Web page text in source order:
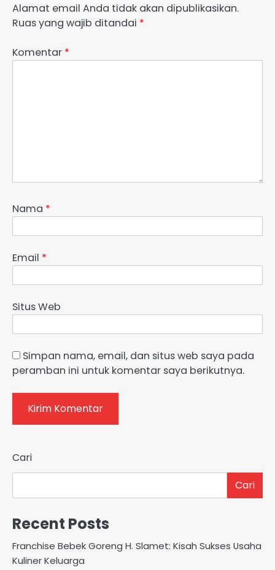
Alamat email Anda tidak akan dipublikasikan.
Ruas yang wajib ditandai *
Komentar *
Nama *
Email *
Situs Web
Simpan nama, email, dan situs web saya pada
peramban ini untuk komentar saya berikutnya.
Cari
Cari
Recent Posts
Franchise Bebek Goreng H. Slamet: Kisah Sukses Usaha
Kuliner Keluarga